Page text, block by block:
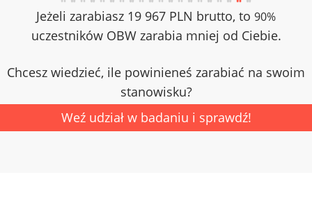
Jeżeli zarabiasz 19 967 PLN brutto, to 90%
uczestników OBW zarabia mniej od Ciebie.
Chcesz wiedzieć, ile powinieneś zarabiać na swoim
stanowisku?
Weź udział w badaniu i sprawdź!